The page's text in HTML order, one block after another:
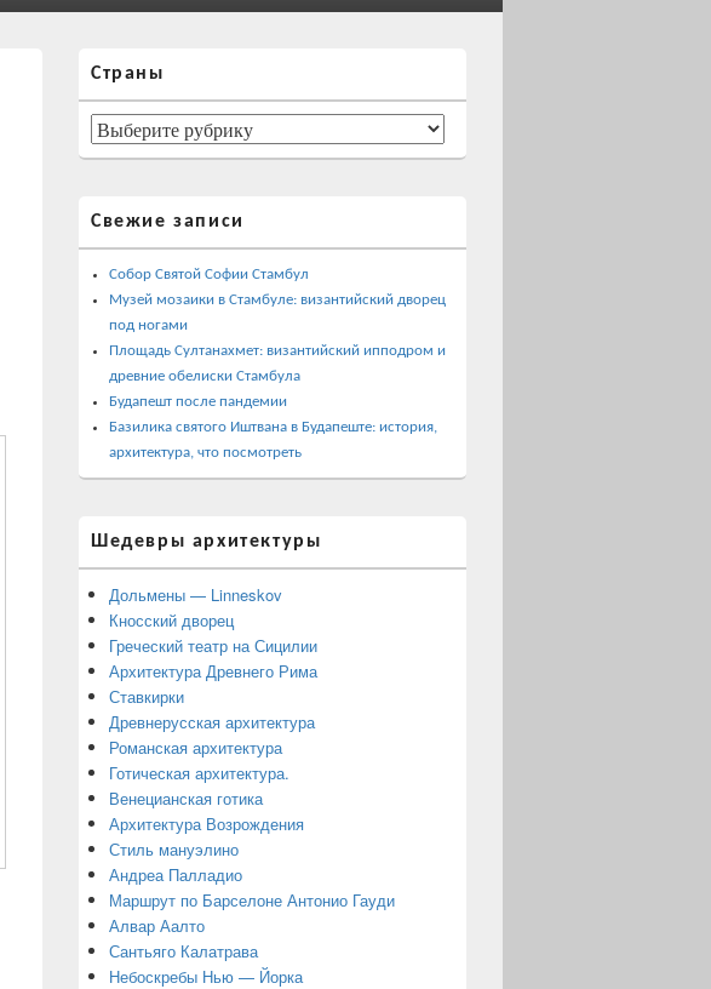
основной
боковой
панели
Страны
Страны
Свежие записи
Собор Святой Софии Стамбул
Музей мозаики в Стамбуле: византийский дворец
под ногами
Площадь Султанахмет: византийский ипподром и
древние обелиски Стамбула
Будапешт после пандемии
Базилика святого Иштвана в Будапеште: история,
архитектура, что посмотреть
Шедевры архитектуры
Дольмены — Linneskov
Кносский дворец
Греческий театр на Сицилии
Архитектура Древнего Рима
Ставкирки
Древнерусская архитектура
Романская архитектура
Готическая архитектура.
Венецианская готика
Архитектура Возрождения
Стиль мануэлино
Андреа Палладио
Маршрут по Барселоне Антонио Гауди
Алвар Аалто
Сантьяго Калатрава
Небоскребы Нью — Йорка